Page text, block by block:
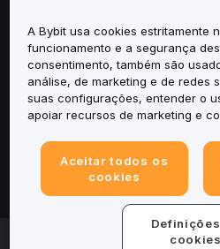
Serviços
Suporte
© 2025-2026 Bybit.eu. Todos
A Bybit usa cookies estritamente
funcionamento e a segurança
consentimento, também são
análise, de marketing e de redes
suas configurações, entender o
apoiar recursos de marketing e
Aceitar todos os
cookies
cookies